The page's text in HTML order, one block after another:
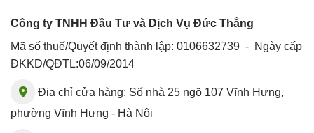
Công ty TNHH Đầu Tư và Dịch Vụ Đức Thắng
Mã số thuế/Quyết định thành lập: 0106632739 - Ngày cấp
ĐKKD/QĐTL:06/09/2014
Địa chỉ cửa hàng: Số nhà 25 ngõ 107 Vĩnh Hưng,
phường Vĩnh Hưng - Hà Nội